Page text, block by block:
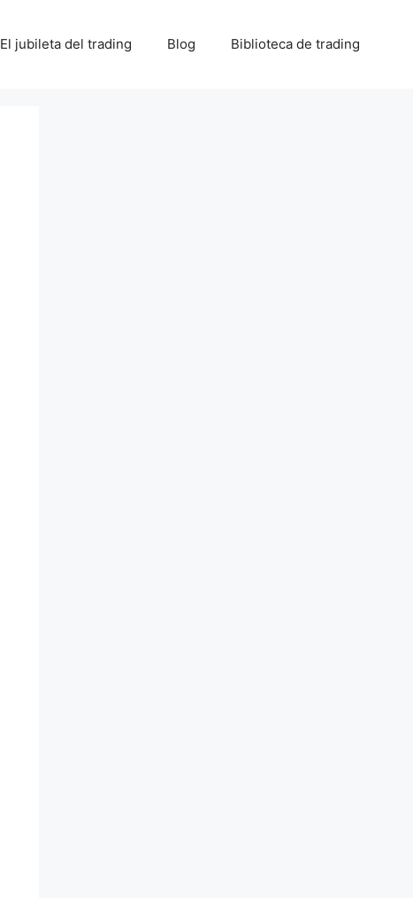
El jubileta del trading Blog Biblioteca de trading